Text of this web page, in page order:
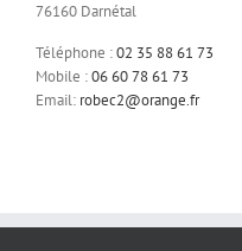
76160 Darnétal
Téléphone :02 35 88 61 73
Mobile :06 60 78 61 73
Email: robec2@orange.fr